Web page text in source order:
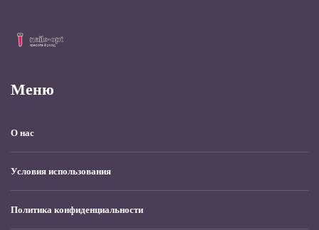
Меню
О нас
Условия использования
Политика конфиденциальности